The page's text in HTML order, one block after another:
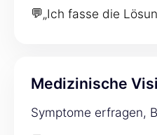
💬„Ich fasse die
Medizinische
Symptome erfragen,